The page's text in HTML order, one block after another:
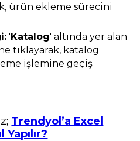
ürün ekleme sürecini
'Katalog' altında yer alan
tıklayarak, katalog
işlemine geçiş
Trendyol’a Excel